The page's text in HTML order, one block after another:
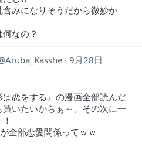
みになりそうだから微妙か
なの？
Aruba_Kasshe 9月28日
は恋をする』の漫画全部読んだ
いたいからぁ～、その次に一
全部恋愛関係ってｗｗ